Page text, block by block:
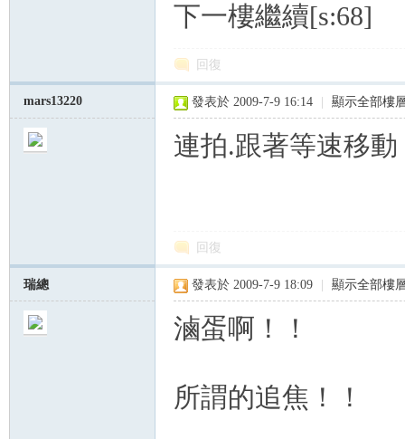
下一樓繼續[s:68]
回復
mars13220 發表於 2009-7-9 16:14 顯示全部樓
連拍.跟著等速移動
回復
瑞總 發表於 2009-7-9 18:09 顯示全部樓
滷蛋啊！！
所謂的追焦！！